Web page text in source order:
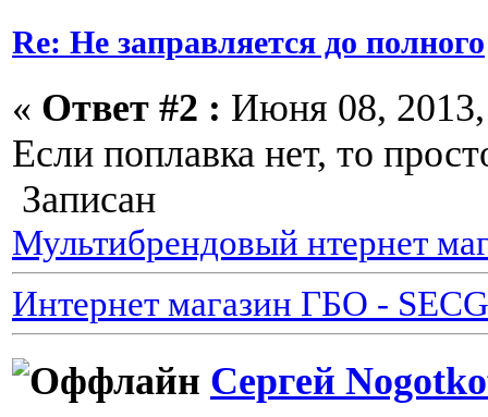
Re: Не заправляется до полного
« Ответ #2 : Июня 08,
Если поплавка нет, то
Записан
Мультибрендовый нтернет
Интернет магазин ГБО -
Сергей